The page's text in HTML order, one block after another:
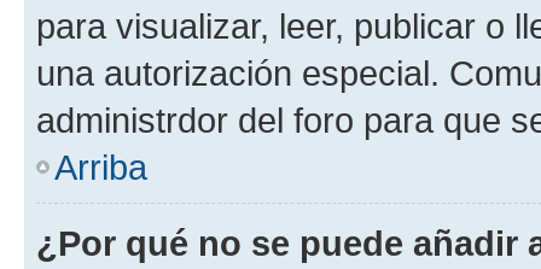
para visualizar, leer, publicar o
una autorización especial.
administrdor del foro para que
Arriba
¿Por qué no se puede añadir